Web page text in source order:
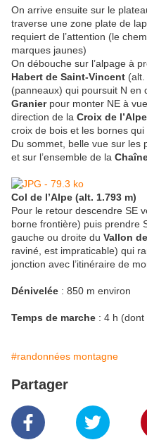
On arrive ensuite sur le
traverse une zone plate de
requiert de l’attention (le
marques jaunes)
On débouche sur l’alpage à
Habert de Saint-Vincent
(panneaux) qui poursuit N en
Granierpour monter NE à
direction de la Croix de l’Alpe
croix de bois et les bornes qui
Du sommet, belle vue sur les
et sur l’ensemble de la
Col de l’Alpe (alt. 1.793 m)
Pour le retour descendre SE
borne frontière) puis prendre
gauche ou droite du Vallon
raviné, est impraticable) qui
jonction avec l’itinéraire de
Dénivelée : 850 m environ
Temps de marche : 4 h
#randonnées montagne
Partager